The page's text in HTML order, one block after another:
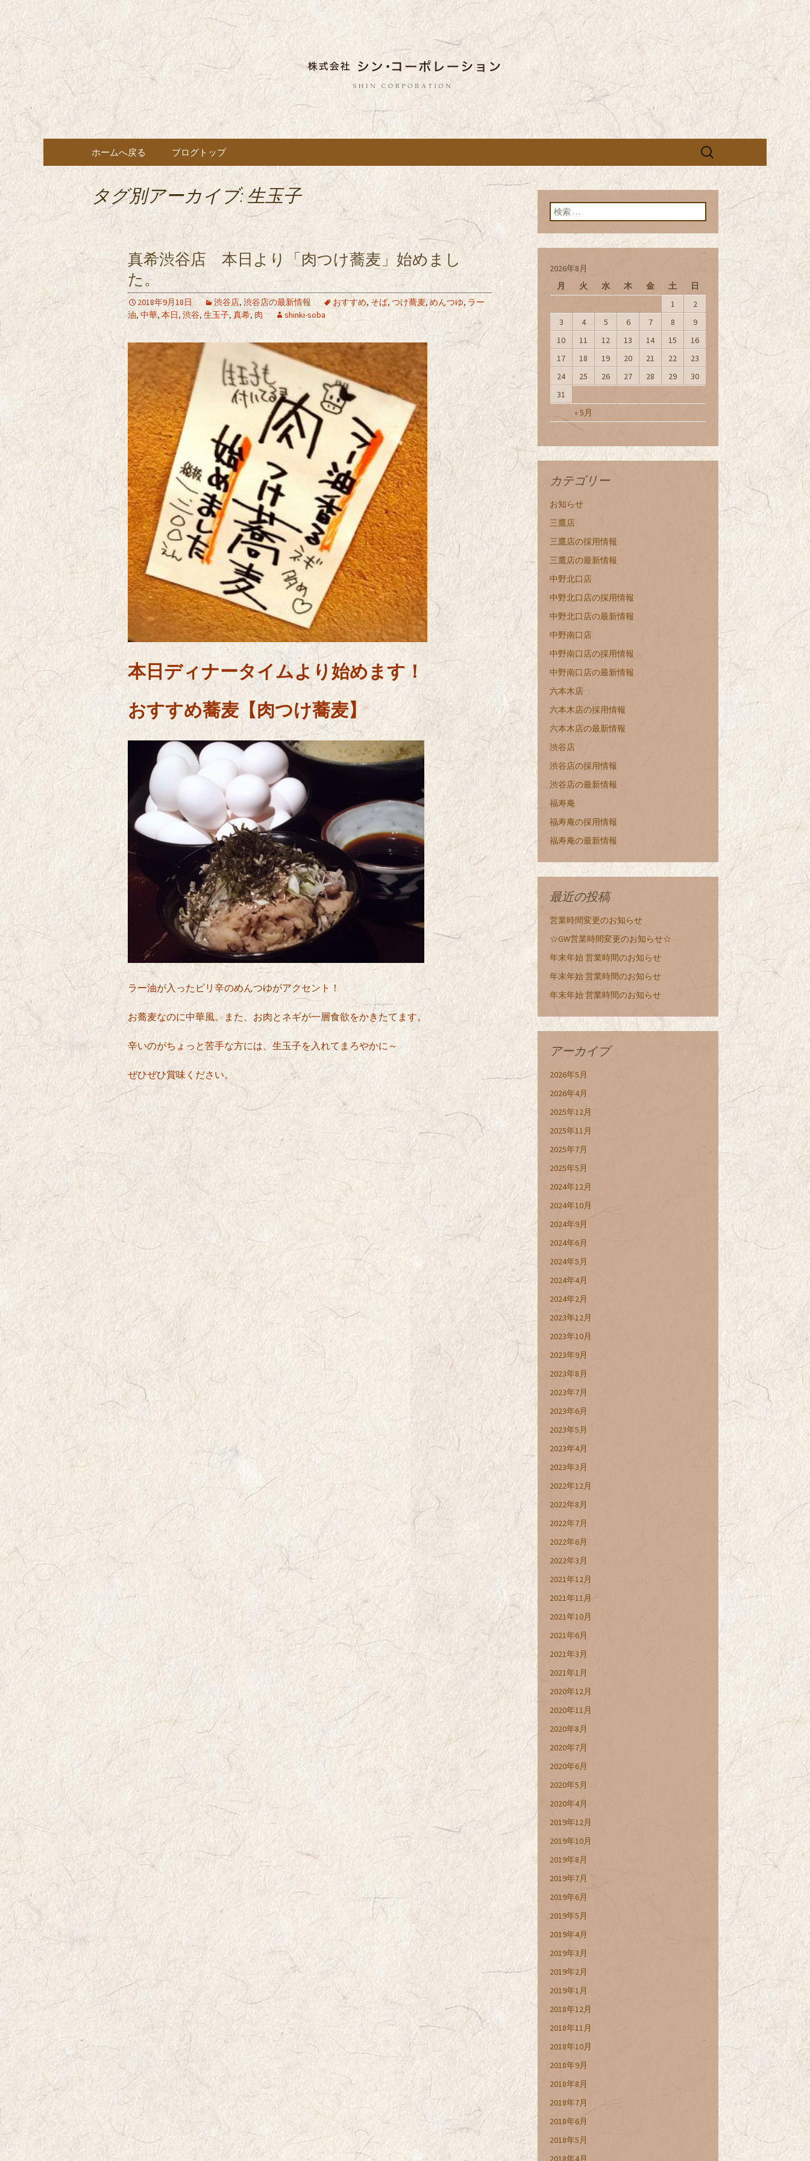
都内に5店舗展開している蕎麦のお店「真
希（しんき）」を運営する「株式会社シ
ン・コーポレーション」のブログ
東京都内に5店舗ある美味しい蕎麦のお店「真希（しんき）」と運営の「株式会社シン・コーポレーシ
ョン」の新着情報はこちら。店舗によって24時間営業、宴会なども承っております。季節のメニュー
も豊富にご用意。
コンテンツへ移動
ホームへ戻る ブログトップ
検
タグ別アーカイブ: 生玉子
真希渋谷店 本日より「肉つけ蕎麦」始めまし
た。
2018年9月18日 渋谷店, 渋谷店の最新情報 おすすめ, そば, つけ蕎麦,めんつゆ, ラー
油, 中華, 本日, 渋谷, 生玉子, 真希, 肉 shinki-soba
本日ディナータイムより始めます！
おすすめ蕎麦【肉つけ蕎麦】
ラー油が入ったピリ辛のめんつゆがアクセント！
お蕎麦なのに中華風。また、お肉とネギが一層食欲をかきたてます。
辛いのがちょっと苦手な方には、生玉子を入れてまろやかに～
ぜひぜひ賞味ください。
検索:
2026年8月
月
火 水 木 金 土 日
« 5月
1
2
3
4 5 6 7 8
9
10
11 12 13 14 15
16
17
18 19 20 21 22
23
24
25 26 27 28 29
30
31
カテゴリー
お知らせ
三鷹店
三鷹店の採用情報
三鷹店の最新情報
中野北口店
中野北口店の採用情報
中野北口店の最新情報
中野南口店
中野南口店の採用情報
中野南口店の最新情報
六本木店
六本木店の採用情報
六本木店の最新情報
渋谷店
渋谷店の採用情報
渋谷店の最新情報
福寿庵
福寿庵の採用情報
福寿庵の最新情報
最近の投稿
営業時間変更のお知らせ
☆GW営業時間変更のお知らせ☆
年末年始 営業時間のお知らせ
年末年始 営業時間のお知らせ
年末年始 営業時間のお知らせ
アーカイブ
2026年5月
2026年4月
2025年12月
2025年11月
2025年7月
2025年5月
2024年12月
2024年10月
2024年9月
2024年6月
2024年5月
2024年4月
2024年2月
2023年12月
2023年10月
2023年9月
2023年8月
2023年7月
2023年6月
2023年5月
2023年4月
2023年3月
2022年12月
2022年8月
2022年7月
2022年6月
2022年3月
2021年12月
2021年11月
2021年10月
2021年6月
2021年3月
2021年1月
2020年12月
2020年11月
2020年8月
2020年7月
2020年6月
2020年5月
2020年4月
2019年12月
2019年10月
2019年8月
2019年7月
2019年6月
2019年5月
2019年4月
2019年3月
2019年2月
2019年1月
2018年12月
2018年11月
2018年10月
2018年9月
2018年8月
2018年7月
2018年6月
2018年5月
2018年4月